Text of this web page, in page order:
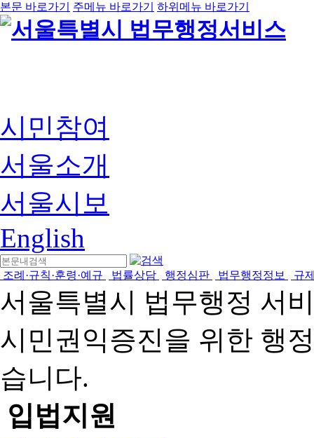
본문 바로가기 주메뉴 바로가기 하위메뉴 바로가기
시민참여
서울소개
서울시보
English
조례·규칙·훈령·예규 법률상담 행정심판 법무행정정보 규
서울특별시 법무행정 서
시민권익증진을 위한 행
습니다.
입법지원